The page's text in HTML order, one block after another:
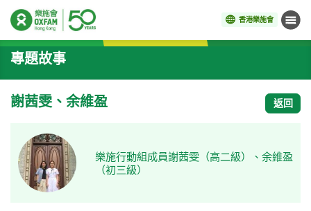
香港樂施會 目錄
開始主要內容
專題故事
謝茜雯、余維盈 返回
樂施行動組成員謝茜雯（高二級）、余維盈
（初三級）